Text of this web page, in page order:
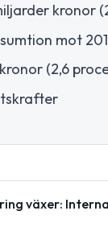
kronor
mot
(2,6
växer: